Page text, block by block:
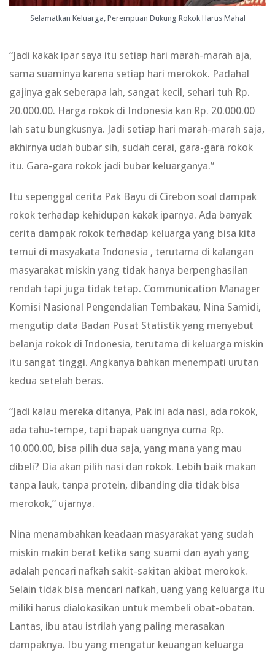
Selamatkan Keluarga, Perempuan Dukung Rokok Harus Mahal
“Jadi kakak ipar saya itu setiap hari marah-marah aja,
sama suaminya karena setiap hari merokok. Padahal
gajinya gak seberapa lah, sangat kecil, sehari tuh Rp.
20.000.00. Harga rokok di Indonesia kan Rp. 20.000.00
lah satu bungkusnya. Jadi setiap hari marah-marah saja,
akhirnya udah bubar sih, sudah cerai, gara-gara rokok
itu. Gara-gara rokok jadi bubar keluarganya.”
Itu sepenggal cerita Pak Bayu di Cirebon soal dampak
rokok terhadap kehidupan kakak iparnya. Ada banyak
cerita dampak rokok terhadap keluarga yang bisa kita
temui di masyakata Indonesia , terutama di kalangan
masyarakat miskin yang tidak hanya berpenghasilan
rendah tapi juga tidak tetap. Communication Manager
Komisi Nasional Pengendalian Tembakau, Nina Samidi,
mengutip data Badan Pusat Statistik yang menyebut
belanja rokok di Indonesia, terutama di keluarga miskin
itu sangat tinggi. Angkanya bahkan menempati urutan
kedua setelah beras.
“Jadi kalau mereka ditanya, Pak ini ada nasi, ada rokok,
ada tahu-tempe, tapi bapak uangnya cuma Rp.
10.000.00, bisa pilih dua saja, yang mana yang mau
dibeli? Dia akan pilih nasi dan rokok. Lebih baik makan
tanpa lauk, tanpa protein, dibanding dia tidak bisa
merokok,” ujarnya.
Nina menambahkan keadaan masyarakat yang sudah
miskin makin berat ketika sang suami dan ayah yang
adalah pencari nafkah sakit-sakitan akibat merokok.
Selain tidak bisa mencari nafkah, uang yang keluarga itu
miliki harus dialokasikan untuk membeli obat-obatan.
Lantas, ibu atau istrilah yang paling merasakan
dampaknya. Ibu yang mengatur keuangan keluarga